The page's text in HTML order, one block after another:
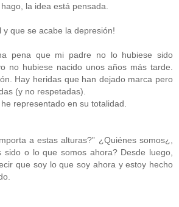
la idea está pensada.
y que se acabe la depresión!
pena que mi padre no lo hubiese sido
no hubiese nacido unos años más tarde.
Hay heridas que han dejado marca pero
(y no respetadas).
representado en su totalidad.
a estas alturas?” ¿Quiénes somos¿,
sido o lo que somos ahora? Desde luego,
que soy lo que soy ahora y estoy hecho